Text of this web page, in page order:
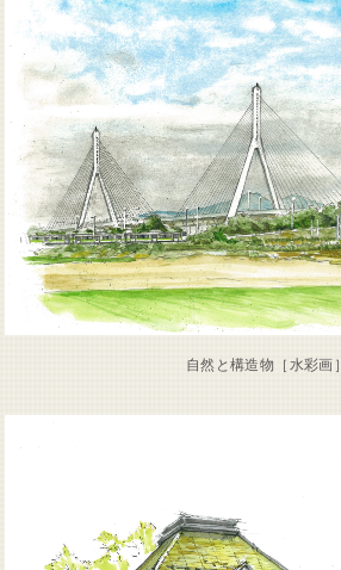
自然と構造物［水彩画］